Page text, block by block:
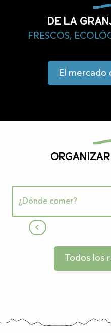
De la
FRESCOS,
El mercado
Organizar
¿Dónde comer?
Dónde dormir
Los placeres de la
Todos los